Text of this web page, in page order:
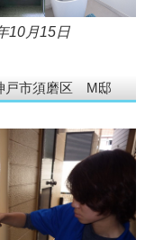
10月15日
戸市須磨区 M邸